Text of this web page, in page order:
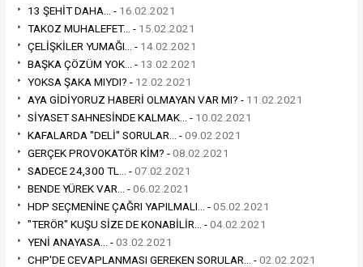
13 ŞEHİT DAHA... - 16.02.2021
TAKOZ MUHALEFET... - 15.02.2021
ÇELİŞKİLER YUMAĞI... - 14.02.2021
BAŞKA ÇÖZÜM YOK... - 13.02.2021
YOKSA ŞAKA MIYDI? - 12.02.2021
AYA GİDİYORUZ HABERİ OLMAYAN VAR MI? - 11.02.2021
SİYASET SAHNESİNDE KALMAK... - 10.02.2021
KAFALARDA "DELİ" SORULAR... -09.02.2021
GERÇEK PROVOKATÖR KİM? -08.02.2021
SADECE 24,300 TL... -07.02.2021
BENDE YÜREK VAR... -06.02.2021
HDP SEÇMENİNE ÇAĞRI YAPILMALI... -05.02.2021
"TERÖR" KUŞU SİZE DE KONABİLİR... -04.02.2021
YENİ ANAYASA... -03.02.2021
CHP'DE CEVAPLANMASI GEREKEN SORULAR... -02.02.2021